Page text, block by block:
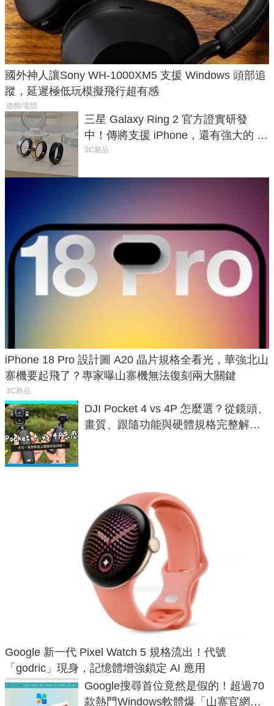
國外神人讓Sony WH-1000XM5 支援 Windows 頭部追
蹤，延遲極低玩模擬飛行超有感
遊戲/電競
三星 Galaxy Ring 2 官方證實研發
中！傳將支援 iPhone，還有強大的 AI
與智慧家電連動功能
3C新品
iPhone 18 Pro 設計圖 A20 晶片規格全看光，華強北山
寨機要起飛了？專家曝山寨機無法復刻兩大關鍵
3C新品
DJI Pocket 4 vs 4P 怎麼選？從鏡頭、
畫質、跟隨功能與硬體規格完整解
Google 新一代 Pixel Watch 5 規格流出！代號
「godric」現身，記憶體增強鎖定 AI 應用
Google搜尋首位竟然是假的！超過70
款熱門Windows軟體爆「山寨官網」